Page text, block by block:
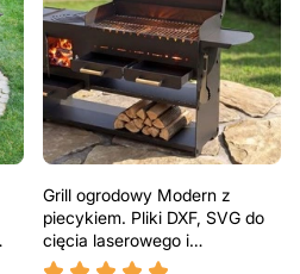
Grill ogrodowy Modern z
piecykiem. Pliki DXF, SVG do
cięcia laserowego i
plazmowego